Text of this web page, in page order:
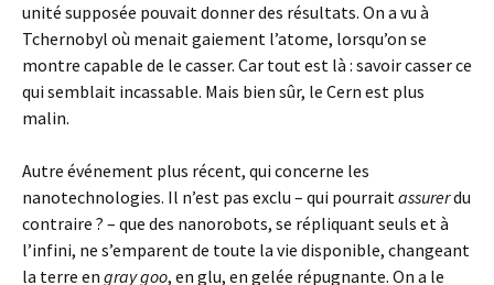
unité supposée pouvait donner des résultats. On a vu à
Tchernobyl où menait gaiement l’atome, lorsqu’on se
montre capable de le casser. Car tout est là : savoir casser ce
qui semblait incassable. Mais bien sûr, le Cern est plus
malin.
Autre événement plus récent, qui concerne les
nanotechnologies. Il n’est pas exclu – qui pourraitassurerdu
contraire ? – que des nanorobots, se répliquant seuls et à
l’infini, ne s’emparent de toute la vie disponible, changeant
la terre en gray goo, en glu, en gelée répugnante. On a le